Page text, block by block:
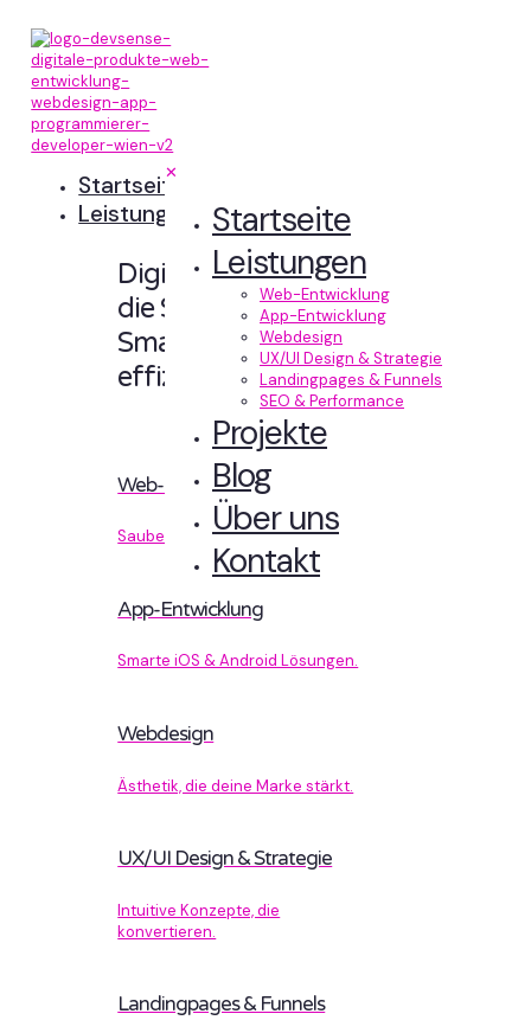
✕
Startseite
Leistungen
Web-Entwicklung
App-Entwicklung
Webdesign
UX/UI Design & Strategie
Landingpages & Funnels
SEO & Performance
Projekte
Blog
Über uns
Kontakt
Startseite
Leistungen
Digitale Erlebnisse,
die Sinn machen.
Smart designt und
effizient entwickelt.
Web-Entwicklung
Sauberer Code, der performt.
App-Entwicklung
Smarte iOS & Android Lösungen.
Webdesign
Ästhetik, die deine Marke stärkt.
UX/UI Design & Strategie
Intuitive Konzepte, die
konvertieren.
Landingpages & Funnels